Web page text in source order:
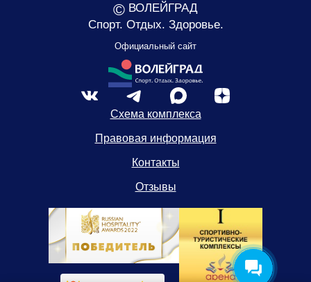
© ВОЛЕЙГРАД
Спорт. Отдых. Здоровье.
Официальный сайт
Схема комплекса
Правовая информация
Контакты
Отзывы